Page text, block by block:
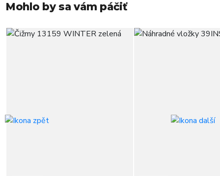
Mohlo by sa vám páčiť